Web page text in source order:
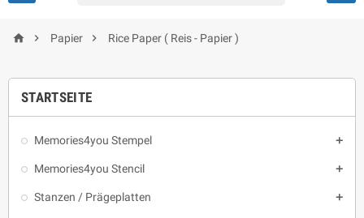
  Papier  Rice Paper ( Reis - Papier )
STARTSEITE
Memories4you Stempel 
Memories4you Stencil 
Stanzen / Prägeplatten 